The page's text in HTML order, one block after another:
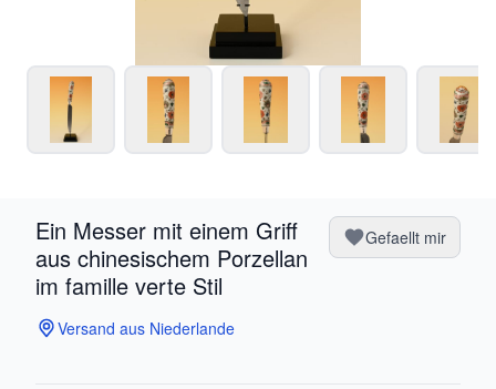
Ein Messer mit einem Griff
aus chinesischem Porzellan
im famille verte Stil
Gefaellt mir
Versand aus Niederlande